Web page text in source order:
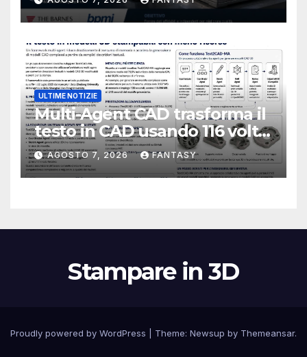
metallica destinata alla filiera
navale statunitense
ULTIME NOTIZIE
Multi-Agent CAD trasforma il
testo in CAD usando 116 volte
meno token
AGOSTO 7, 2026 FANTASY
Stampare in 3D
Proudly powered by WordPress Theme: Newsup by Themeansar.